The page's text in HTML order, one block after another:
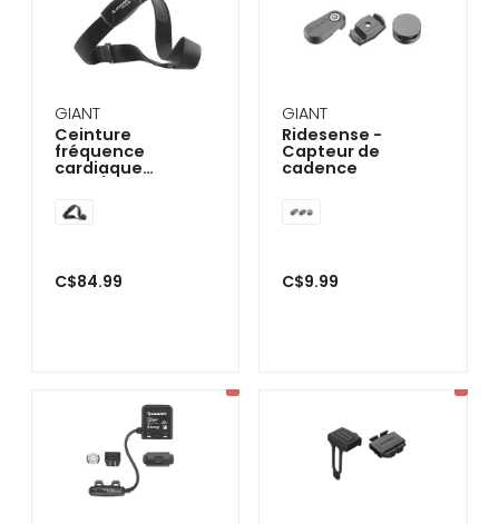
que
toucher
et
glisser.
GIANT
Ceinture
fréquence
cardiaque
ANT+/BT
C$84.99
GIANT
Ridesense -
Capteur de
cadence
C$9.99